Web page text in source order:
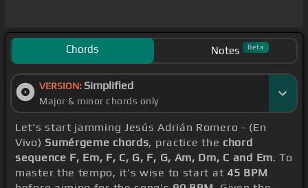
Chords Notes Beta
VERSION: Simplified
Major & minor chords only
Let's start jamming Jesús Adrián Romero - (En
Vivo) Sumérgeme chords, practice the chord
sequence F, Em, F, C, G, F, G, Am, Dm, C and Em. To
master the tempo, it's wise to start at45 BPM